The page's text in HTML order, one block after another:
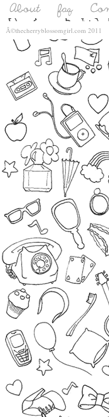
Â©thecherryblossomgirl.com 2011